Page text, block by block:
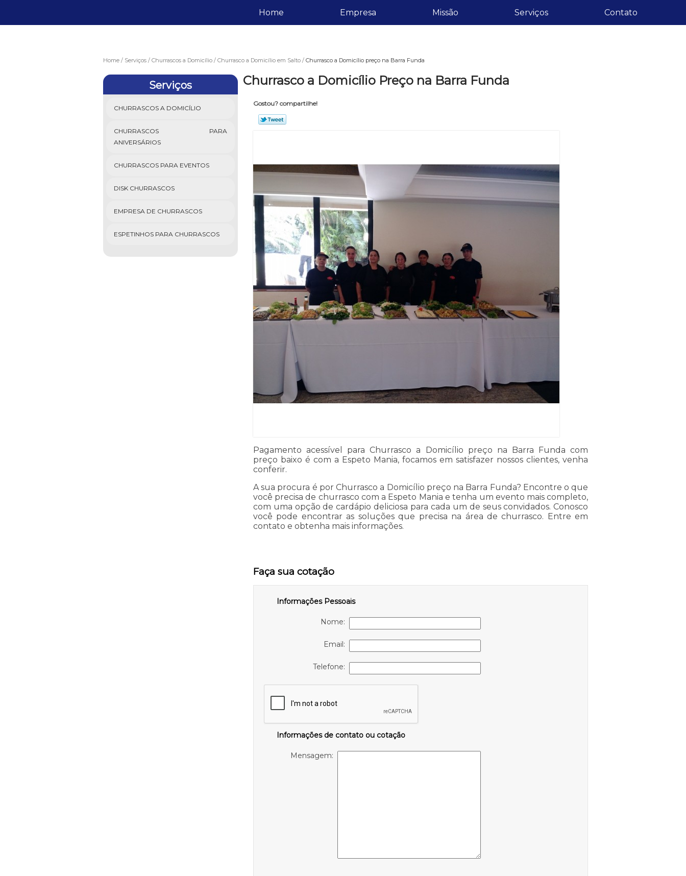
Home Empresa Missão Serviços Contato
Home Serviços Churrascos a Domicílio Churrasco a Domicílio em Salto Churrasco a Domicílio preço na Barra Funda
Serviços
CHURRASCOS A DOMICÍLIO
CHURRASCOS PARA
ANIVERSÁRIOS
CHURRASCOS PARA EVENTOS
DISK CHURRASCOS
EMPRESA DE CHURRASCOS
ESPETINHOS PARA CHURRASCOS
Churrasco a Domicílio Preço na Barra Funda
Gostou? compartilhe!
Pagamento acessível para Churrasco a Domicílio preço na Barra Funda com
preço baixo é com a Espeto Mania, focamos em satisfazer nossos clientes, venha
conferir.
A sua procura é por Churrasco a Domicílio preço na Barra Funda? Encontre o que
você precisa de churrasco com a Espeto Mania e tenha um evento mais completo,
com uma opção de cardápio deliciosa para cada um de seus convidados. Conosco
você pode encontrar as soluções que precisa na área de churrasco. Entre em
contato e obtenha mais informações.
Faça sua cotação
Informações Pessoais
Nome:
Email:
Telefone:
Informações de contato ou cotação
Mensagem: